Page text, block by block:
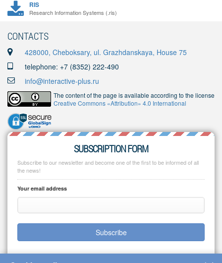
RIS
Research Information Systems (.ris)
CONTACTS
428000, Cheboksary, ul. Grazhdanskaya, House 75
telephone: +7 (8352) 222-490
info@interactive-plus.ru
The content of the page is available according to the license
Creative Commons «Attribution» 4.0 International
SUBSCRIPTION FORM
Subscribe to our newsletter and become one of the first to be informed of all
the news!
Your email address
Subscribe